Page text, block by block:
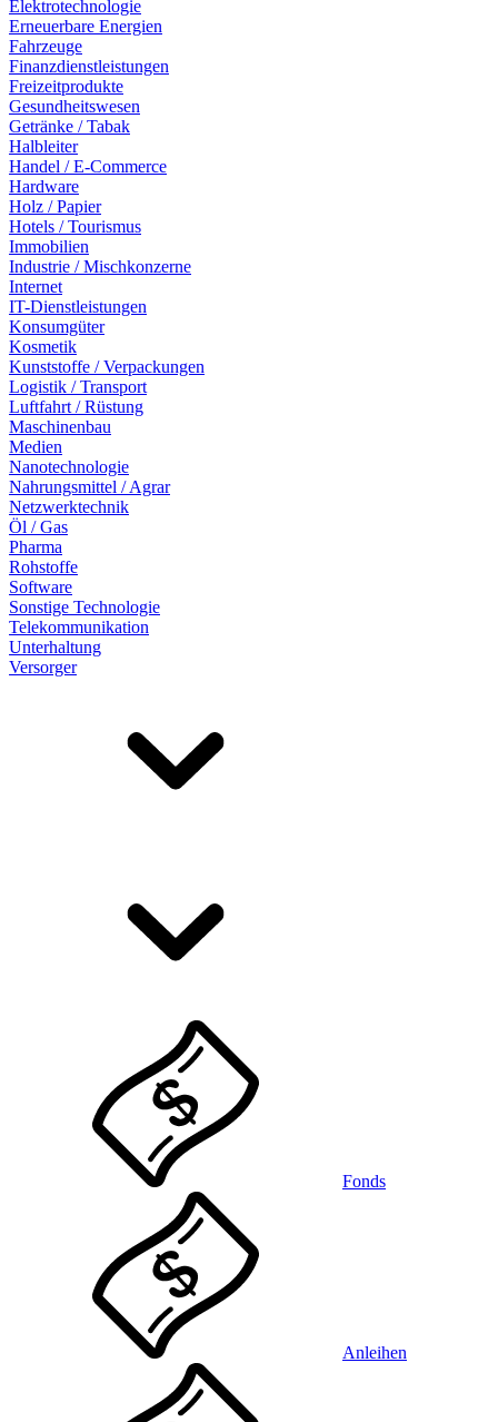
Elektrotechnologie
Erneuerbare Energien
Fahrzeuge
Finanzdienstleistungen
Freizeitprodukte
Gesundheitswesen
Getränke / Tabak
Halbleiter
Handel / E-Commerce
Hardware
Holz / Papier
Hotels / Tourismus
Immobilien
Industrie / Mischkonzerne
Internet
IT-Dienstleistungen
Konsumgüter
Kosmetik
Kunststoffe / Verpackungen
Logistik / Transport
Luftfahrt / Rüstung
Maschinenbau
Medien
Nanotechnologie
Nahrungsmittel / Agrar
Netzwerktechnik
Öl / Gas
Pharma
Rohstoffe
Software
Sonstige Technologie
Telekommunikation
Unterhaltung
Versorger
Fonds
Anleihen